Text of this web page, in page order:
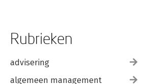
Rubrieken
advisering
algemeen management